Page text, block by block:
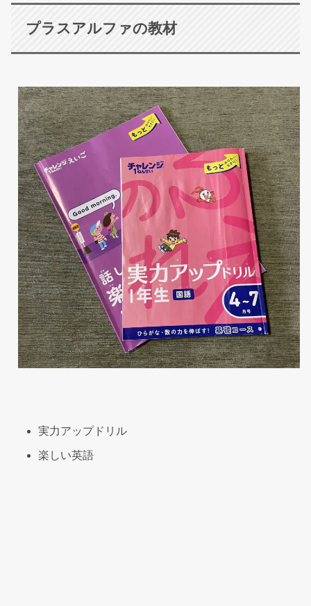
プラスアルファの教材
実力アップドリル
楽しい英語